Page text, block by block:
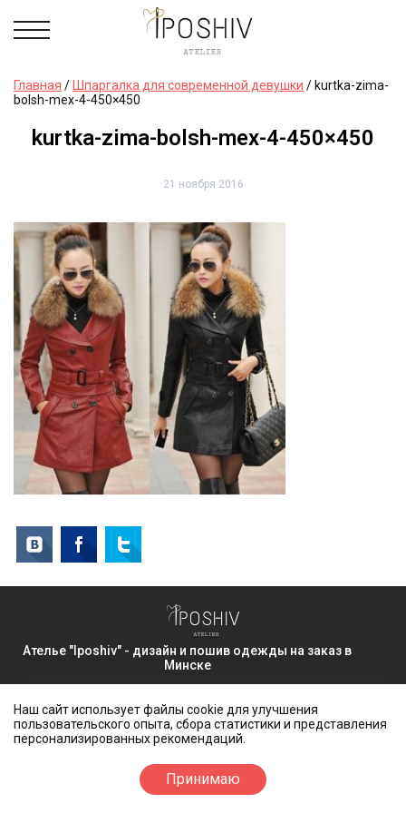
Главная / Шпаргалка для современной девушки / kurtka-zima-
bolsh-mex-4-450×450
kurtka-zima-bolsh-mex-4-450×450
21 ноября 2016
Ателье "Iposhiv" - дизайн и пошив одежды на заказ в
Минске
г. Минск, ул. Амураторская 7
СОЦСЕТИ
Наш сайт использует файлы cookie для улучшения
пользовательского опыта, сбора статистики и представления
персонализированных рекомендаций.
Принимаю